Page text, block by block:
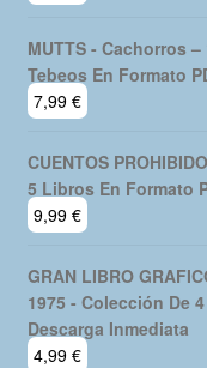
MUTTS - Cachorros
Tebeos En Formato
7,99 €
CUENTOS
5 Libros En Formato
9,99 €
GRAN LIBRO
1975 - Colección De
Descarga Inmediata
4,99 €